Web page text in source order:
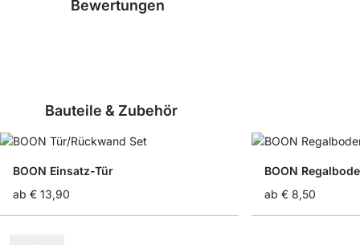
Bewertungen
Bauteile & Zubehör
BOON Einsatz-Tür
ab € 13,90
BOON
ab € 8,50